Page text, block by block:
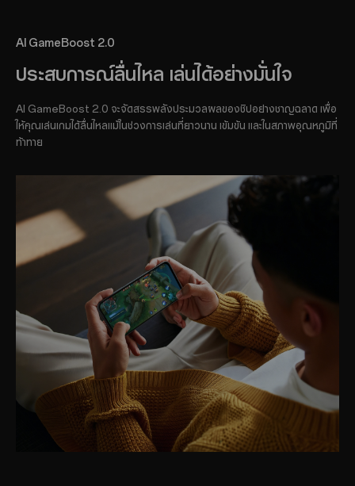
AI GameBoost 2.0
ประสบการณ์ลื่นไหล เล่นได้อย่างมั่นใจ
AI GameBoost 2.0 จะจัดสรรพลังประมวลผลของชิปอย่างชาญฉลาด เพื่อ
ให้คุณเล่นเกมได้ลื่นไหลแม้ในช่วงการเล่นที่ยาวนาน เข้มข้น และในสภาพอุณหภูมิที่
ท้าทาย